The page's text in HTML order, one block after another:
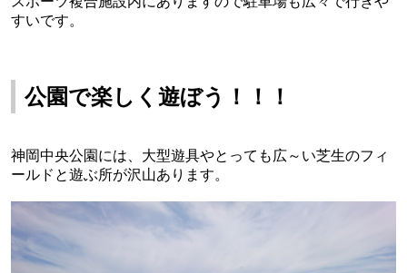
すいです。
公園で楽しく遊ぼう！！！
神岡中央公園には、大型遊具やとっても広～い芝生のフィ
ールドと遊ぶ所が沢山あります。